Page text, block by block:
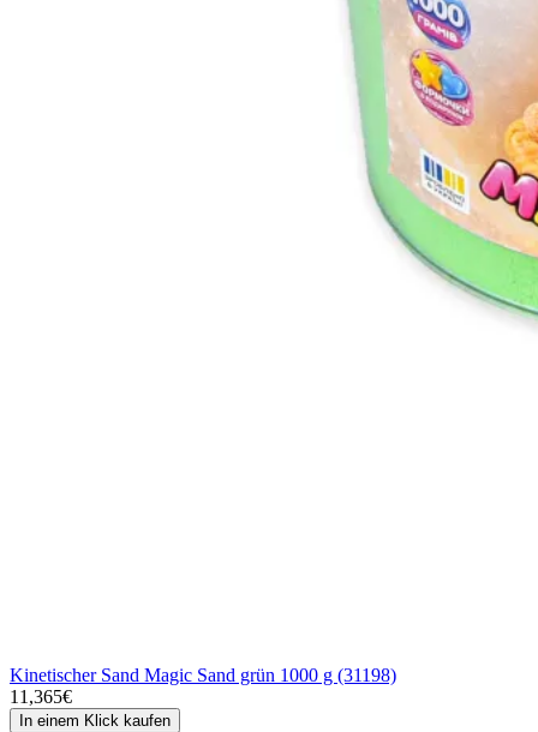
Kinetischer Sand Magic Sand grün 1000 g (31198)
11,365€
In einem Klick kaufen